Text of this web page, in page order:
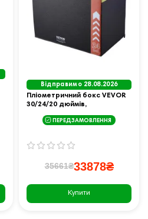
Відправимо 28.08.2026
Пліометричний бокс VEVOR
30/24/20 дюймів,
ПЕРЕДЗАМОВЛЕННЯ
35661₴33878₴
Купити